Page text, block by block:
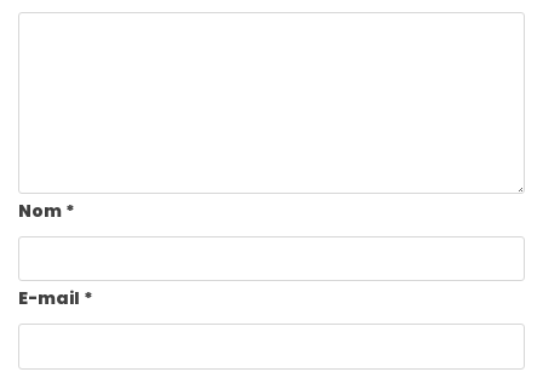
Nom *
E-mail *